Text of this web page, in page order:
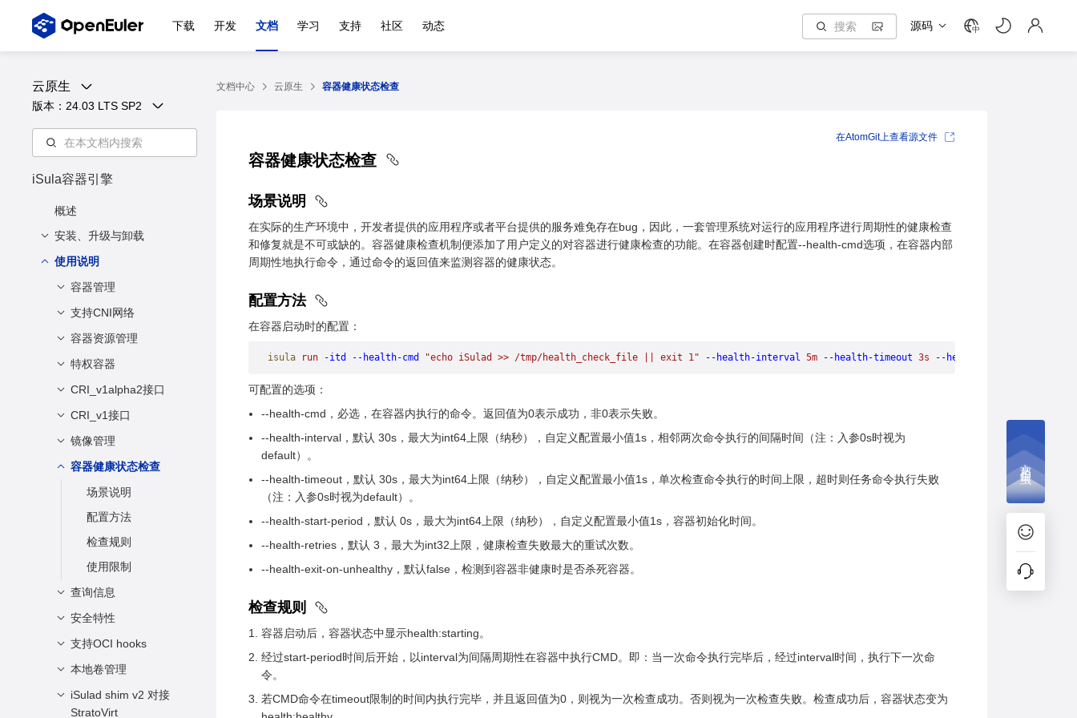
下载 开发 文档 学习 支持 社区 动态 源码 中
云原生
版本： 24.03 LTS SP2
iSula容器引擎
概述
安装、升级与卸载
安装与配置
安装方法
配置方法
描述
接口
限制
升级
卸载
使用说明
容器管理
创建容器
启动容器
运行容器
停止容器
强制停止容器
删除容器
接入容器
重命名容器
在容器中执行新命令
查询单个容器信息
查询所有容器信息
重启容器
等待容器退出
查看容器中进程信息
容器与主机之间数据
支持CNI网络
描述
接口
使用限制
容器资源管理
描述
资源共享
限制运行时的CPU资
空间
限制容器内文件句柄
数
限制容器内可以创建
特权容器
场景说明
使用限制
使用指导
CRI_v1alpha2接口
描述
接口
CRI_v1接口
概述
新增字段描述
新增接口描述
变更描述
使用手册
使用限制
镜像管理
docker镜像管理
embedded镜像管理
容器健康状态检查
场景说明
配置方法
检查规则
使用限制
查询信息
查询信息
查询服务版本信息
查询系统级信息
安全特性
seccomp安全配置场
景
支持OCI hooks
描述
接口
本地卷管理
概述
iSulad shim v2 对接
StratoVirt
文档中心 云原生 容器健康状态检查
容器健康状态检查
场景说明
在实际的生产环境中，开发者提供的应用程序或者平台提供的服务难免存在bug，因此，一套管理系统对运行的应用程序进行周期性的健康检查
和修复就是不可或缺的。容器健康检查机制便添加了用户定义的对容器进行健康检查的功能。在容器创建时配置--health-cmd选项，在容器内部
周期性地执行命令，通过命令的返回值来监测容器的健康状态。
配置方法
在容器启动时的配置：
isula run -itd --health-cmd "echo iSulad >> /tmp/health_check_file || exit 1" --health-interval 5m --health-timeout 3s --health-exit-on-
可配置的选项：
--health-cmd，必选，在容器内执行的命令。返回值为0表示成功，非0表示失败。
--health-interval，默认 30s，最大为int64上限（纳秒），自定义配置最小值1s，相邻两次命令执行的间隔时间（注：入参0s时视为
default）。
--health-timeout，默认 30s，最大为int64上限（纳秒），自定义配置最小值1s，单次检查命令执行的时间上限，超时则任务命令执行失败
（注：入参0s时视为default）。
--health-start-period，默认 0s，最大为int64上限（纳秒），自定义配置最小值1s，容器初始化时间。
--health-retries，默认 3，最大为int32上限，健康检查失败最大的重试次数。
--health-exit-on-unhealthy，默认false，检测到容器非健康时是否杀死容器。
检查规则
容器启动后，容器状态中显示health:starting。
经过start-period时间后开始，以interval为间隔周期性在容器中执行CMD。即：当一次命令执行完毕后，经过interval时间，执行下一次命
令。
若CMD命令在timeout限制的时间内执行完毕，并且返回值为0，则视为一次检查成功。否则视为一次检查失败。检查成功后，容器状态变为
在AtomGit上查看源文件